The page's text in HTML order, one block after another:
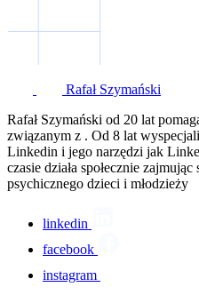
Rafał Szymański
Rafał Szymański od 20 lat
związanym z . Od 8 lat
Linkedin i jego narzędzi jak
czasie działa społecznie
psychicznego dzieci i młodzieży
linkedin
facebook
instagram